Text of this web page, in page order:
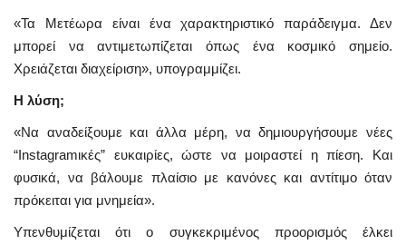
«Τα Μετέωρα είναι ένα χαρακτηριστικό παράδειγμα. Δεν
μπορεί να αντιμετωπίζεται όπως ένα κοσμικό σημείο.
Χρειάζεται διαχείριση», υπογραμμίζει.
Η λύση;
«Να αναδείξουμε και άλλα μέρη, να δημιουργήσουμε νέες
“Instagramικές” ευκαιρίες, ώστε να μοιραστεί η πίεση. Και
φυσικά, να βάλουμε πλαίσιο με κανόνες και αντίτιμο όταν
πρόκειται για μνημεία».
Υπενθυμίζεται ότι ο συγκεκριμένος προορισμός έλκει